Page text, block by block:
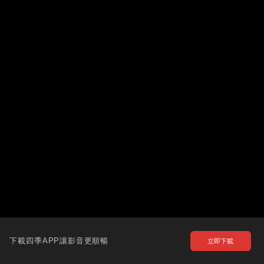
下載四季APP讓影音更順暢 立即下載